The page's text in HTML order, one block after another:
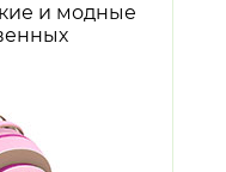
и модные